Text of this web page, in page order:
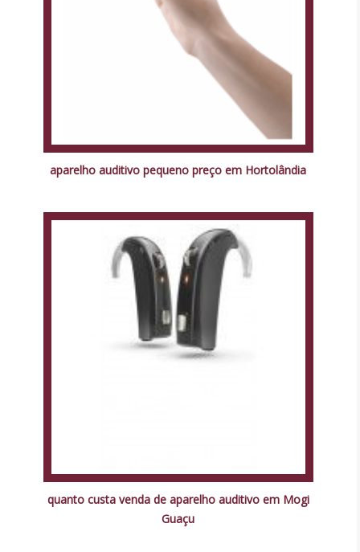
aparelho auditivo pequeno preço em Hortolândia
quanto custa venda de aparelho auditivo em Mogi
Guaçu